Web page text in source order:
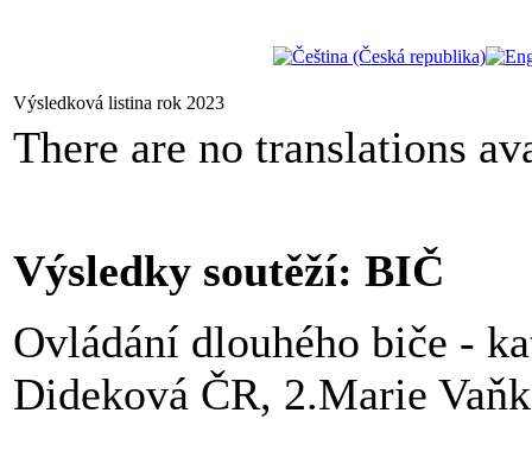
Výsledková listina rok 2023
There are no translations
Výsledky soutěží: BIČ
Ovládání dlouhého biče -
Dideková ČR, 2.Marie